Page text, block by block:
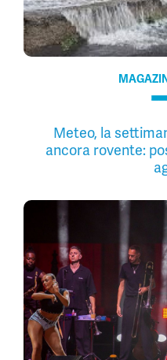
Meteo, la
ancora rovente: